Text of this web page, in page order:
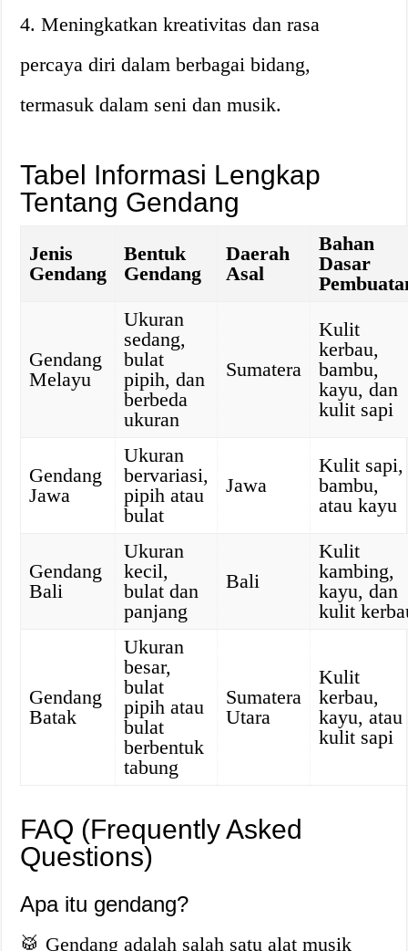
4. Meningkatkan kreativitas dan rasa
percaya diri dalam berbagai bidang,
termasuk dalam seni dan musik.
Tabel Informasi Lengkap
Tentang Gendang
Jenis
Gendang
Bentuk
Gendang
Daerah
Asal
Bahan
Dasar
Gendang
Melayu
Ukuran
sedang,
bulat
pipih, dan
berbeda
ukuran
Sumatera
Kulit
kerbau,
bambu,
kayu, dan
kulit sapi
Gendang
Jawa
Ukuran
bervariasi,
pipih atau
bulat
Jawa
Kulit sapi,
bambu,
atau kayu
Gendang
Bali
Ukuran
kecil,
bulat dan
panjang
Bali
Kulit
kambing,
kayu, dan
kulit
Gendang
Batak
Ukuran
besar,
bulat
pipih atau
bulat
berbentuk
tabung
Sumatera
Utara
Kulit
kerbau,
kayu, atau
kulit sapi
FAQ (Frequently Asked
Questions)
Apa itu gendang?
🥁 Gendang adalah salah satu alat musik